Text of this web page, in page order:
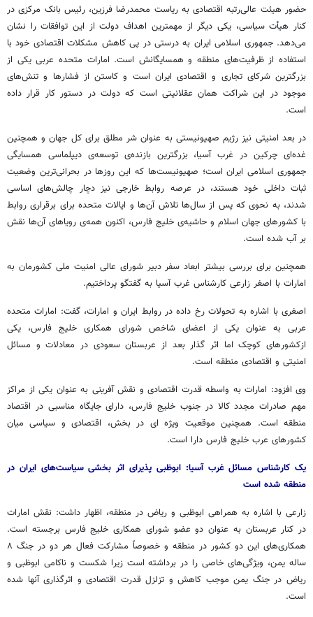
حضور هیئت عالی‌رتبه اقتصادی به ریاست محمدرضا فرزین، رئیس بانک مرکزی در
کنار هیأت سیاسی، یکی دیگر از مهمترین اهداف دولت از این توافقات را نشان
می‌دهد. جمهوری اسلامی ایران به درستی در پی کاهش مشکلات اقتصادی خود با
استفاده از ظرفیت‌های منطقه و همسایگانش است. امارات متحده عربی یکی از
بزرگترین شرکای تجاری و اقتصادی ایران است و کاستن از فشارها و تنش‌های
موجود در این شراکت همان عقلانیتی است که دولت در دستور کار قرار داده
است.
در بعد امنیتی نیز رژیم صهیونیستی به عنوان شر مطلق برای کل جهان و همچنین
غده‌ای چرکین در غرب آسیا، بزرگترین بازنده‌ی توسعه‌ی دیپلماسی همسایگی
جمهوری اسلامی ایران است؛ صهیونیست‌ها که این روزها در بحرانی‌ترین وضعیت
ثبات داخلی خود هستند، در عرصه روابط خارجی نیز دچار چالش‌های اساسی
شدند، به نحوی که پس از سال‌ها تلاش آن‌ها و ایالات متحده برای برقراری روابط
با کشورهای جهان اسلام و حاشیه‌ی خلیج فارس، اکنون همه‌ی رویاهای آن‌ها نقش
بر آب شده است.
همچنین برای بررسی بیشتر ابعاد سفر دبیر شورای عالی امنیت ملی کشورمان به
امارات با اصغر زارعی کارشناس غرب آسیا به گفتگو پرداختیم.
اصغری با اشاره به تحولات رخ داده در روابط ایران و امارات، گفت: امارات متحده
عربی به عنوان یکی از اعضای شاخص شورای همکاری خلیج فارس، یکی
ازکشورهای کوچک اما اثر گذار بعد از عربستان سعودی در معادلات و مسائل
امنیتی و اقتصادی منطقه است.
وی افزود: امارات به واسطه قدرت اقتصادی و نقش آفرینی به عنوان یکی از مراکز
مهم صادرات مجدد کالا در جنوب خلیج فارس، دارای جایگاه مناسبی در اقتصاد
منطقه است. همچنین موقعیت ویژه ای در بخش، اقتصادی و سیاسی میان
کشورهای عرب خلیج فارس دارا است.
یک کارشناس مسائل غرب آسیا: ابوظبی پذیرای اثر بخشی سیاست‌های ایران در
منطقه شده است
زارعی با اشاره به همراهی ابوظبی و ریاض در منطقه، اظهار داشت: نقش امارات
در کنار عربستان به عنوان دو عضو شورای همکاری خلیج فارس برجسته است.
همکاری‌های این دو کشور در منطقه و خصوصاً مشارکت فعال هر دو در جنگ ۸
ساله یمن، ویژگی‌های خاصی را در برداشته است زیرا شکست و ناکامی ابوظبی و
ریاض در جنگ یمن موجب کاهش و تزلزل قدرت اقتصادی و اثرگذاری آنها شده
است.